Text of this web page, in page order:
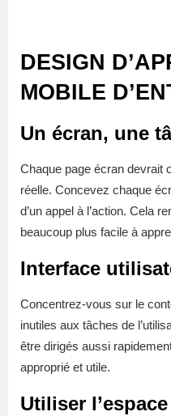
DESIGN
MOBILE
Un écran, une
Chaque page écran devrait
réelle. Concevez chaque
d’un appel à l’action. Cela
beaucoup plus facile à
Interface
Concentrez-vous sur le
inutiles aux tâches de
être dirigés aussi
approprié et utile.
Utiliser